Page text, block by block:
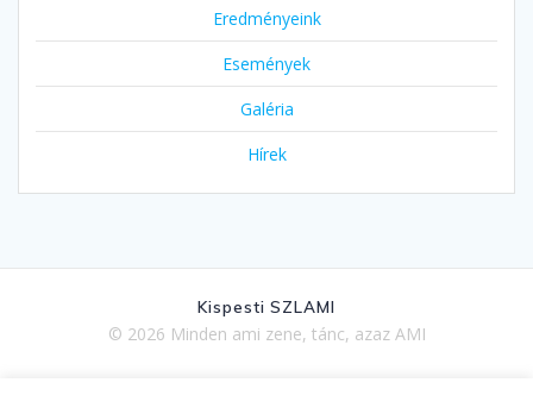
Eredményeink
Események
Galéria
Hírek
Kispesti SZLAMI
© 2026 Minden ami zene, tánc, azaz AMI